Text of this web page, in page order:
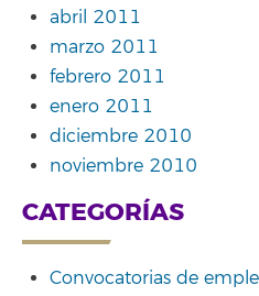
abril 2011
marzo 2011
febrero 2011
enero 2011
diciembre 2010
noviembre 2010
CATEGORÍAS
Convocatorias de